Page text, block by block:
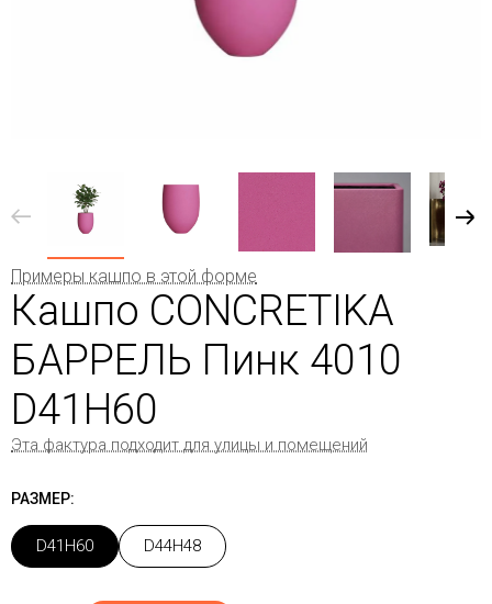
Примеры кашпо в этой форме
Кашпо CONCRETIKA
БАРРЕЛЬ Пинк 4010
D41H60
Эта фактура подходит для улицы и помещений
РАЗМЕР:
D41H60 D44H48